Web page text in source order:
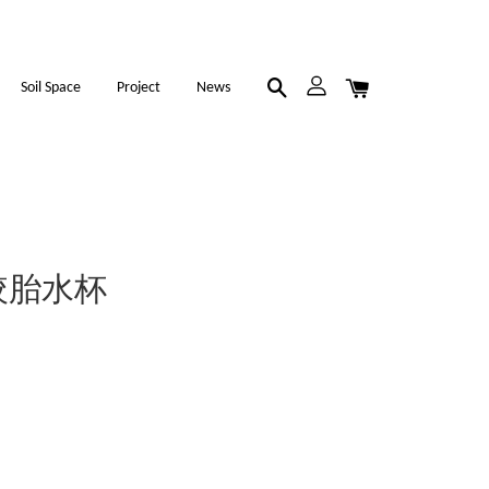
Soil Space Project News
胎水杯